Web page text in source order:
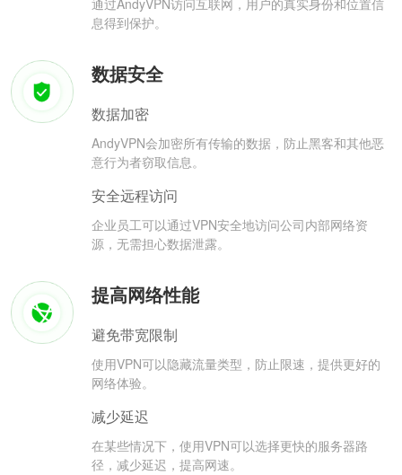
通过AndyVPN访问互联网，用户的真实身份和位置信
息得到保护。
数据安全
数据加密
AndyVPN会加密所有传输的数据，防止黑客和其他恶
意行为者窃取信息。
安全远程访问
企业员工可以通过VPN安全地访问公司内部网络资
源，无需担心数据泄露。
提高网络性能
避免带宽限制
使用VPN可以隐藏流量类型，防止限速，提供更好的
网络体验。
减少延迟
在某些情况下，使用VPN可以选择更快的服务器路
径，减少延迟，提高网速。